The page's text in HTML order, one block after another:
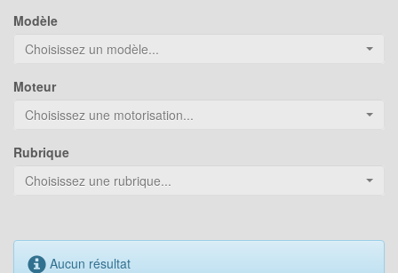
Modèle
Choisissez un modèle...
Moteur
Choisissez une motorisation...
Rubrique
Choisissez une rubrique...
Aucun résultat